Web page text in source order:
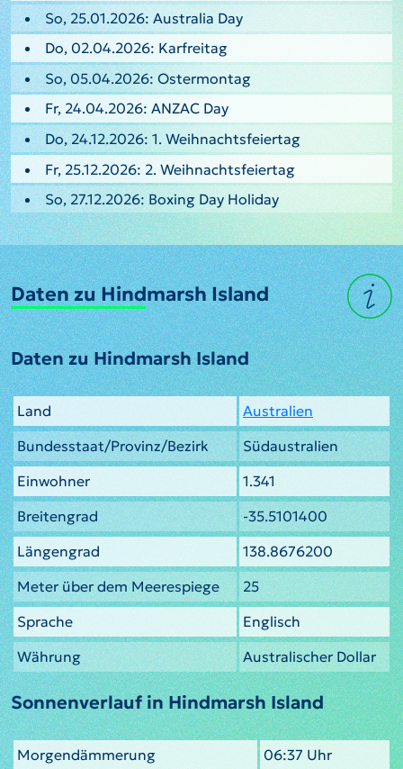
So, 25.01.2026: Australia Day
Do, 02.04.2026: Karfreitag
So, 05.04.2026: Ostermontag
Fr, 24.04.2026: ANZAC Day
Do, 24.12.2026: 1. Weihnachtsfeiertag
Fr, 25.12.2026: 2. Weihnachtsfeiertag
So, 27.12.2026: Boxing Day Holiday
Daten zu Hindmarsh Island
Daten zu Hindmarsh Island
Land
Australien
Bundesstaat/Provinz/Bezirk
Südaustralien
Einwohner
1.341
Breitengrad
-35.5101400
Längengrad
138.8676200
Meter über dem Meerespiege
25
Sprache
Englisch
Währung
Australischer Dollar
Sonnenverlauf in Hindmarsh Island
Morgendämmerung
06:37 Uhr